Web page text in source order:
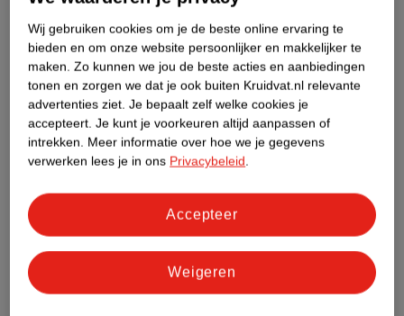
Over dit product
Productinformatie
Nature Impact Score
Dit product heeft (nog) geen Nature
Impact Score.
Bestel & Bezorginformatie
Wij gebruiken cookies om je de beste online ervaring te
bieden en om onze website persoonlijker en makkelijker te
maken. Zo kunnen we jou de beste acties en aanbiedingen
tonen en zorgen we dat je ook buiten Kruidvat.nl relevante
advertenties ziet. Je bepaalt zelf welke cookies je
accepteert. Je kunt je voorkeuren altijd aanpassen of
intrekken. Meer informatie over hoe we je gegevens
verwerken lees je in ons Privacybeleid.
Weigeren
Accepteer